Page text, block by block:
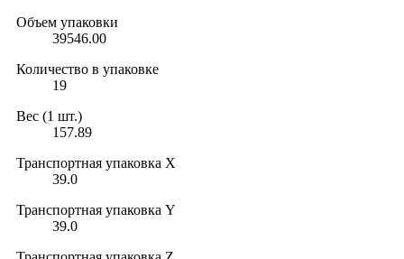
Объем упаковки
39546.00
Количество в упаковке
19
Вес (1 шт.)
157.89
Транспортная упаковка X
39.0
Транспортная упаковка Y
39.0